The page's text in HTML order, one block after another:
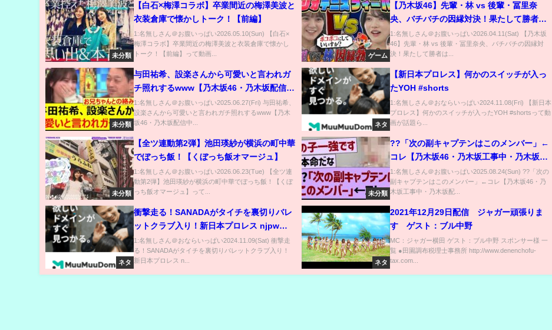
未分類
【白石×梅澤コラボ】卒業間近の梅澤美波と
衣装倉庫で懐かしトーク！【前編】
1:名無しさん＠お腹いっぱい2026.05.10(Sun) 【白石×
梅澤コラボ】卒業間近の梅澤美波と衣装倉庫で懐かし
トーク！【前編】って動画...
ゲーム
【乃木坂46】先輩・林 vs 後輩・冨里奈
央、バチバチの因縁対決！果たして勝者
は！？【マリオテニスフィーバー】
1:名無しさん＠お腹いっぱい2026.04.11(Sat) 【乃木坂
46】先輩・林 vs 後輩・冨里奈央、バチバチの因縁対
決！果たして勝者は...
未分類
与田祐希、設楽さんから可愛いと言われガ
チ照れするwww【乃木坂46・乃木坂配信
中・乃木坂工事中】
1:名無しさん＠お腹いっぱい2025.06.27(Fri) 与田祐希、
設楽さんから可愛いと言われガチ照れするwww【乃木
坂46・乃木坂配信中...
ネタ
【新日本プロレス】何かのスイッチが入っ
たYOH #shorts
1:名無しさん＠おならいっぱい2024.11.08(Fri) 【新日本
プロレス】何かのスイッチが入ったYOH #shortsって動
画が話題ら...
未分類
【全ツ連動第2弾】池田瑛紗が横浜の町中華
でぼっち飯！【くぼっち飯オマージュ】
1:名無しさん＠お腹いっぱい2026.06.23(Tue) 【全ツ連
動第2弾】池田瑛紗が横浜の町中華でぼっち飯！【くぼ
っち飯オマージュ】って...
未分類
??「次の副キャプテンはこのメンバー」←
コレ【乃木坂46・乃木坂工事中・乃木坂配
信中】
1:名無しさん＠お腹いっぱい2025.08.24(Sun) ??「次の
副キャプテンはこのメンバー」←コレ【乃木坂46・乃
木坂工事中・乃木坂配...
ネタ
衝撃走る！SANADAがタイチを裏切りバレ
ットクラブ入り！新日本プロレス njpw
njsjtl njwk19
1:名無しさん＠おならいっぱい2024.11.09(Sat) 衝撃走
る！SANADAがタイチを裏切りバレットクラブ入り！
新日本プロレス n...
ネタ
2021年12月29日配信 ジャガー頑張りま
す ゲスト：ブル中野
MC：ジャガー横田 ゲスト：ブル中野 スポンサー様 一
覧 ●田園調布税理士事務所 http://www.denenchofu-
tax.com...